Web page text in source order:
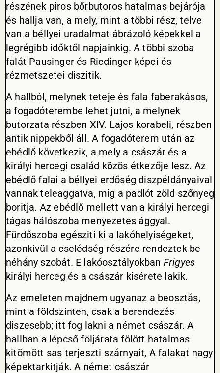
részének piros bőrbutoros hatalmas bejárója
és hallja van, a mely, mint a többi rész, telve
van a béllyei uradalmat ábrázoló képekkel a
legrégibb időktől napjainkig. A többi szoba
falát Pausinger és Riedinger képei és
rézmetszetei diszitik.
A hallból, melynek teteje és fala faberakásos,
a fogadóterembe lehet jutni, a melynek
butorzata részben XIV. Lajos korabeli, részben
antik nippekből áll. A fogadóterem után az
ebédlő következik, a mely a császár és a
királyi hercegi család közös étkezője lesz. Az
ebédlő falai a béllyei erdőség diszpéldányaival
vannak teleaggatva, mig a padlót zöld szőnyeg
boritja. Az ebédlő mellett van a királyi hercegi
tágas hálószoba menyezetes ággyal.
Fürdőszoba egésziti ki a lakóhelyiségeket,
azonkivül a cselédség részére rendeztek be
néhány szobát. E lakóosztályokban Frigyes
királyi herceg és a császár kisérete lakik.
Az emeleten majdnem ugyanaz a beosztás,
mint a földszinten, csak a berendezés
diszesebb; itt fog lakni a német császár. A
hallban a lépcső följárata fölött hatalmas
kitömött sas terjeszti szárnyait, A falakat nagy
képektarkitják. A német császár